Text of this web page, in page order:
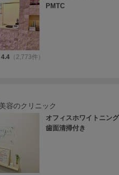
PMTC
4.4 （2,773件）
容のクリニック
オフィスホワイトニン
歯面清掃付き